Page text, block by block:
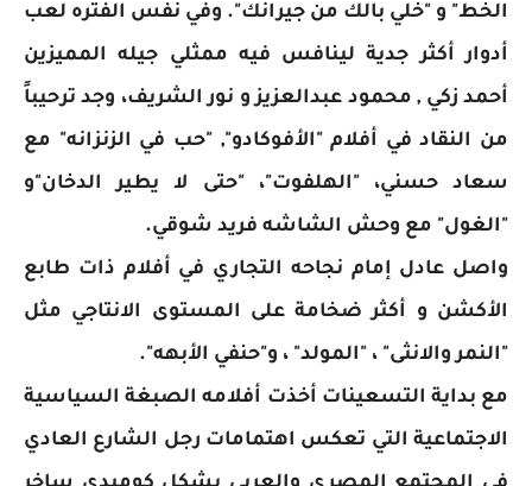
الخط" و "خلي بالك من جيرانك". وفي نفس الفتره لعب
أدوار أكثر جدية لينافس فيه ممثلي جيله المميزين
أحمد زكي , محمود عبدالعزيز و نور الشريف، وجد ترحيباً
من النقاد في أفلام "الأفوكادو", "حب في الزنزانه" مع
سعاد حسني، "الهلفوت"، "حتى لا يطير الدخان"و
"الغول" مع وحش الشاشه فريد شوقي.
واصل عادل إمام نجاحه التجاري في أفلام ذات طابع
الأكشن و أكثر ضخامة على المستوى الانتاجي مثل
"النمر والانثى" ، "المولد" ، و"حنفي الأبهه".
مع بداية التسعينات أخذت أفلامه الصبغة السياسية
الاجتماعية التي تعكس اهتمامات رجل الشارع العادي